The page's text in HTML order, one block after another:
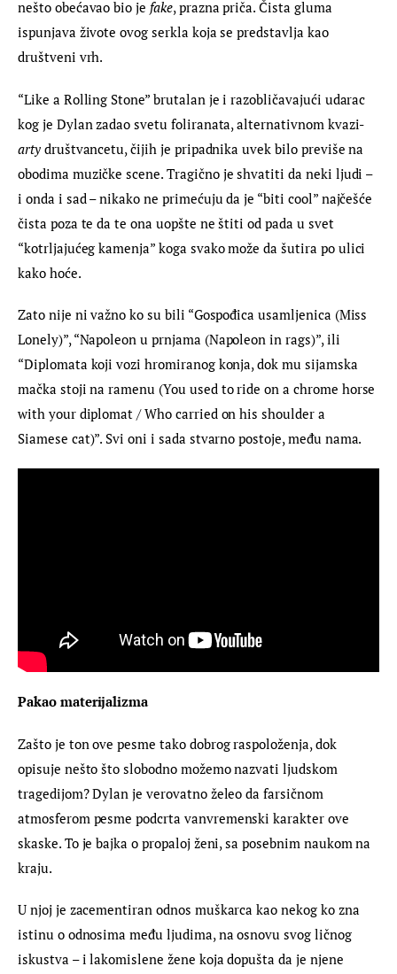
nešto obećavao bio je fake, prazna priča. Čista gluma
ispunjava živote ovog serkla koja se predstavlja kao
društveni vrh.
“Like a Rolling Stone” brutalan je i razobličavajući udarac
kog je Dylan zadao svetu foliranata, alternativnom kvazi-
arty društvancetu, čijih je pripadnika uvek bilo previše na
obodima muzičke scene. Tragično je shvatiti da neki ljudi –
i onda i sad – nikako ne primećuju da je “biti cool” najčešće
čista poza te da te ona uopšte ne štiti od pada u svet
“kotrljajućeg kamenja” koga svako može da šutira po ulici
kako hoće.
Zato nije ni važno ko su bili “Gospođica usamljenica (Miss
Lonely)”, “Napoleon u prnjama (Napoleon in rags)”, ili
“Diplomata koji vozi hromiranog konja, dok mu sijamska
mačka stoji na ramenu (You used to ride on a chrome horse
with your diplomat / Who carried on his shoulder a
Siamese cat)”. Svi oni i sada stvarno postoje, među nama.
Pakao materijalizma
Zašto je ton ove pesme tako dobrog raspoloženja, dok
opisuje nešto što slobodno možemo nazvati ljudskom
tragedijom? Dylan je verovatno želeo da farsičnom
atmosferom pesme podcrta vanvremenski karakter ove
skaske. To je bajka o propaloj ženi, sa posebnim naukom na
kraju.
U njoj je zacementiran odnos muškarca kao nekog ko zna
istinu o odnosima među ljudima, na osnovu svog ličnog
iskustva – i lakomislene žene koja dopušta da je njene